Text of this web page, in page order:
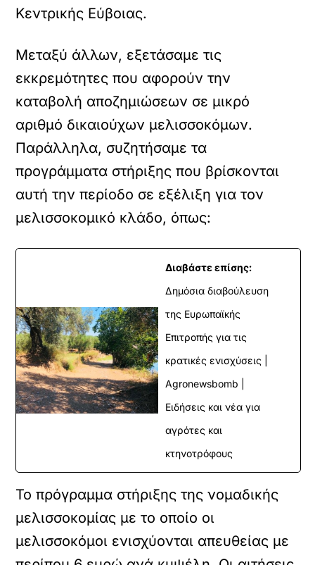
Κεντρικής Εύβοιας.
Μεταξύ άλλων, εξετάσαμε τις
εκκρεμότητες που αφορούν την
καταβολή αποζημιώσεων σε μικρό
αριθμό δικαιούχων μελισσοκόμων.
Παράλληλα, συζητήσαμε τα
προγράμματα στήριξης που βρίσκονται
αυτή την περίοδο σε εξέλιξη για τον
μελισσοκομικό κλάδο, όπως:
Διαβάστε επίσης:
Δημόσια διαβούλευση
της Ευρωπαϊκής
Επιτροπής για τις
κρατικές ενισχύσεις |
Agronewsbomb |
Ειδήσεις και νέα για
αγρότες και
κτηνοτρόφους
Το πρόγραμμα στήριξης της νομαδικής
μελισσοκομίας με το οποίο οι
μελισσοκόμοι ενισχύονται απευθείας με